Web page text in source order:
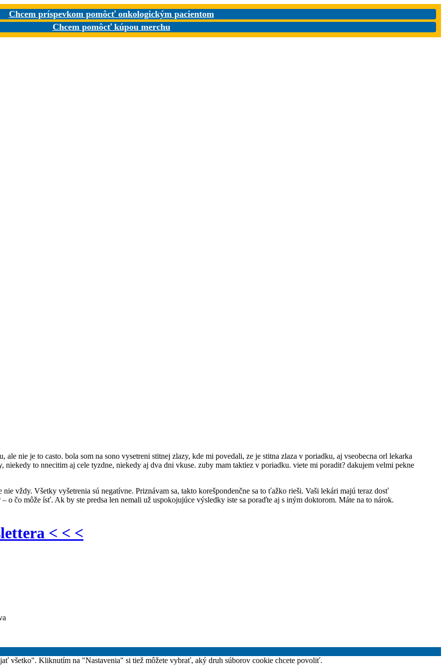
Chcem príspevkom pomôcť onkologickým pacientom
Chcem pomôcť kúpou merchu
nie je to casto. bola som na sono vysetreni stitnej zlazy, kde mi povedali, ze je stitna zlaza v poriadku, aj vseobecna orl lekarka
niekedy to nnecitim aj cele tyzdne, niekedy aj dva dni vkuse. zuby mam taktiez v poriadku. viete mi poradit? dakujem velmi pekne
vždy. Všetky vyšetrenia sú negatívne. Priznávam sa, takto korešpondenčne sa to ťažko rieši. Vaši lekári majú teraz dosť
čo môže ísť. Ak by ste predsa len nemali už uspokojujúce výsledky iste sa poraďte aj s iným doktorom. Máte na to nárok.
< < <
všetko". Kliknutím na "Nastavenia" si tiež môžete vybrať, aký druh súborov cookie chcete povoliť.